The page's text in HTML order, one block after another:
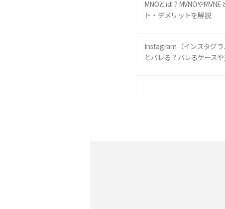
MNOとは？MVNOや
ト・デメリットを解説
Instagram（インスタグ
とバレる？バレるケース